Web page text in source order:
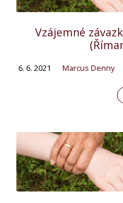
Vzájemné
6. 6. 2021 Marcus Denny